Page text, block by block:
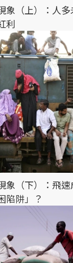
象（上）：人
利
象（下）：飛
陷阱」？